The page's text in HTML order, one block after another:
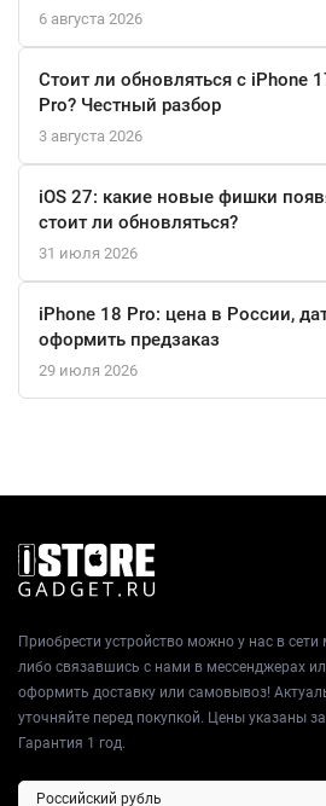
6 августа 2026
Стоит ли обновляться с iPhone
Pro? Честный разбор
3 августа 2026
iOS 27: какие новые фишки
стоит ли обновляться?
31 июля 2026
iPhone 18 Pro: цена в России,
оформить предзаказ
29 июля 2026
Приобрести устройство можно у нас в сети
либо связавшись с нами в мессенджерах
оформить доставку или самовывоз!
уточняйте перед покупкой. Цены указаны
Гарантия 1 год.